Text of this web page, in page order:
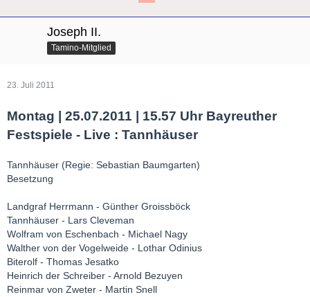
Joseph II.
Tamino-Mitglied
23. Juli 2011
Montag | 25.07.2011 | 15.57 Uhr Bayreuther
Festspiele - Live : Tannhäuser
Tannhäuser (Regie: Sebastian Baumgarten)
Besetzung
Landgraf Herrmann - Günther Groissböck
Tannhäuser - Lars Cleveman
Wolfram von Eschenbach - Michael Nagy
Walther von der Vogelweide - Lothar Odinius
Biterolf - Thomas Jesatko
Heinrich der Schreiber - Arnold Bezuyen
Reinmar von Zweter - Martin Snell